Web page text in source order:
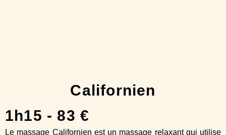
Californien
1h15 - 83 €
Le massage Californien est un massage relaxant qui utilise